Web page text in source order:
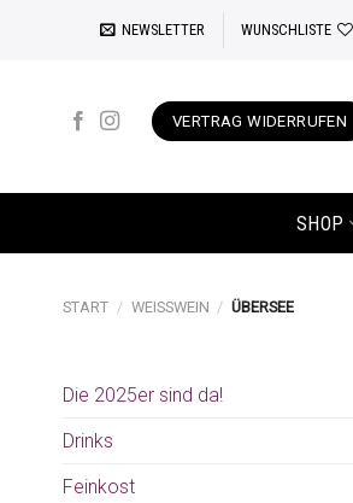
NEWSLETTER WUNSCHLISTE
VERTRAG WIDERRUFEN
SHOP
START / WEISSWEIN / ÜBERSEE
Die 2025er sind da!
Drinks
Feinkost